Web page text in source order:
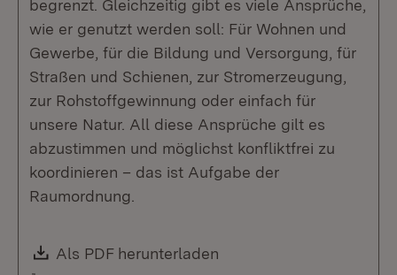
begrenzt. Gleichzeitig gibt es viele Ansprüche,
wie er genutzt werden soll: Für Wohnen und
Gewerbe, für die Bildung und Versorgung, für
Straßen und Schienen, zur Stromerzeugung,
zur Rohstoffgewinnung oder einfach für
unsere Natur. All diese Ansprüche gilt es
abzustimmen und möglichst konfliktfrei zu
koordinieren – das ist Aufgabe der
Raumordnung.
Download:
Als PDF herunterladen